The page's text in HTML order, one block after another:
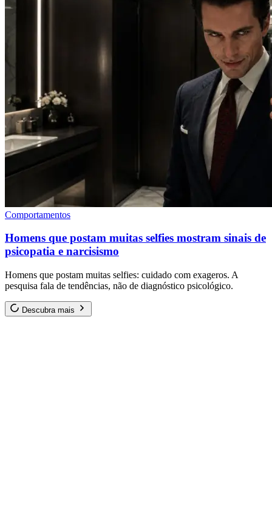
Comportamentos
Homens que postam muitas selfies mostram sinais de
psicopatia e narcisismo
Homens que postam muitas selfies: cuidado com exageros. A
pesquisa fala de tendências, não de diagnóstico psicológico.
Descubra mais